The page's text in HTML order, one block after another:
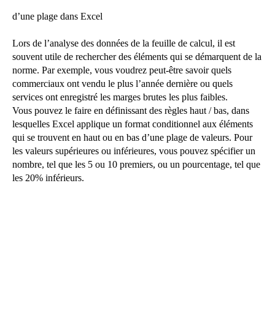
d’une plage dans Excel
Lors de l’analyse des données de la feuille de calcul, il est
souvent utile de rechercher des éléments qui se démarquent de la
norme. Par exemple, vous voudrez peut-être savoir quels
commerciaux ont vendu le plus l’année dernière ou quels
services ont enregistré les marges brutes les plus faibles.
Vous pouvez le faire en définissant des règles haut / bas, dans
lesquelles Excel applique un format conditionnel aux éléments
qui se trouvent en haut ou en bas d’une plage de valeurs. Pour
les valeurs supérieures ou inférieures, vous pouvez spécifier un
nombre, tel que les 5 ou 10 premiers, ou un pourcentage, tel que
les 20% inférieurs.